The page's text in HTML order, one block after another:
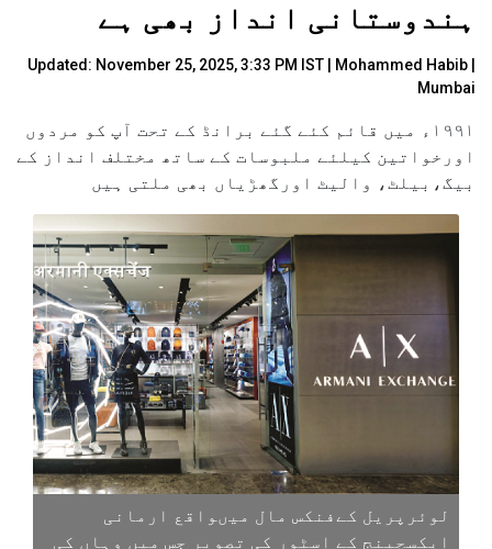
ہندوستانی انداز بھی ہے
Updated: November 25, 2025, 3:33 PM IST |
Mohammed Habib |
Mumbai
۱۹۹۱ء میں قائم کئے گئے برانڈ کے تحت آپ کو مردوں
اورخواتین کیلئے ملبوسات کے ساتھ مختلف انداز کے
بیگ،بیلٹ، والیٹ اورگھڑیاں بھی ملتی ہیں
لوئرپریل کےفنکس مال میںواقع ارمانی
ایکسچینج کے اسٹور کی تصویر جس میں وہاں کی